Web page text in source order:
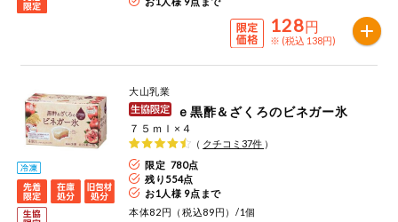
128円
※ (税込 138円)
大山乳業
ｅ黒酢＆ざくろのビネガー氷
７５ｍｌ×４
（ クチコミ37件 ）
限定 780点
残り 554点
お1人様 9点まで
本体82円（税込89円）/1個